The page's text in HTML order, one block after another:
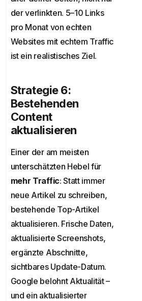
der verlinkten. 5–10 Links
pro Monat von echten
Websites mit echtem Traffic
ist ein realistisches Ziel.
Strategie 6:
Bestehenden
Content
aktualisieren
Einer der am meisten
unterschätzten Hebel für
mehr Traffic: Statt immer
neue Artikel zu schreiben,
bestehende Top-Artikel
aktualisieren. Frische Daten,
aktualisierte Screenshots,
ergänzte Abschnitte,
sichtbares Update-Datum.
Google belohnt Aktualität –
und ein aktualisierter